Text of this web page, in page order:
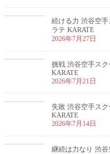
続ける力 渋谷空
ラテ KARATE
2026年7月27日
挑戦 渋谷空手ス
KARATE
2026年7月21日
失敗 渋谷空手ス
KARATE
2026年7月14日
継続は力なり 渋